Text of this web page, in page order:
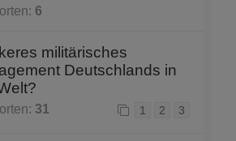
6
militärisches
Deutschlands in
31 1 2 3